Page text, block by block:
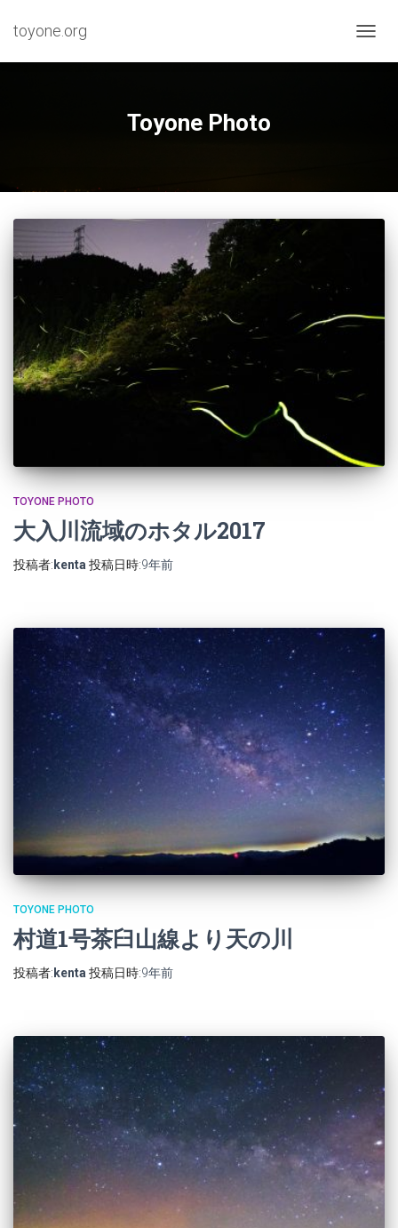
toyone.org
ビ
Toyone Photo
TOYONE PHOTO
大入川流域のホタル2017
投稿者: kenta 投稿日時:9年前
TOYONE PHOTO
村道1号茶臼山線より天の川
投稿者: kenta投稿日時:9年前